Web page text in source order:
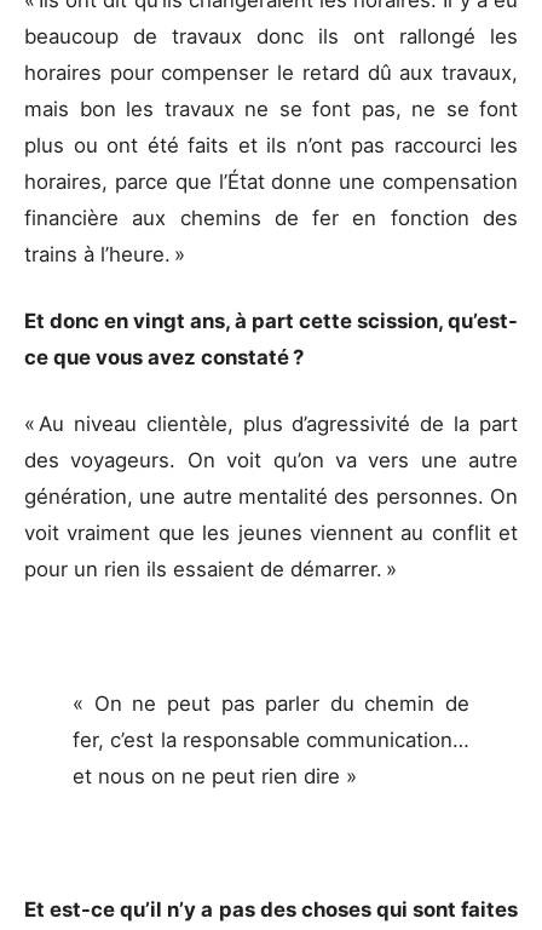
beaucoup de travaux donc ils ont rallongé les
horaires pour compenser le retard dû aux travaux,
mais bon les travaux ne se font pas, ne se font
plus ou ont été faits et ils n’ont pas raccourci les
horaires, parce que l’État donne une compensation
financière aux chemins de fer en fonction des
trains à l’heure. »
Et donc en vingt ans, à part cette scission, qu’est-
ce que vous avez constaté ?
« Au niveau clientèle, plus d’agressivité de la part
des voyageurs. On voit qu’on va vers une autre
génération, une autre mentalité des personnes. On
voit vraiment que les jeunes viennent au conflit et
pour un rien ils essaient de démarrer. »
« On ne peut pas parler du chemin de
fer, c’est la responsable communication…
et nous on ne peut rien dire »
Et est-ce qu’il n’y a pas des choses qui sont faites